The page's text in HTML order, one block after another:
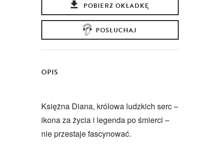
POBIERZ OKŁADKĘ
POSŁUCHAJ
OPIS
Księżna Diana, królowa ludzkich serc –
ikona za życia i legenda po śmierci –
nie przestaje fascynować.